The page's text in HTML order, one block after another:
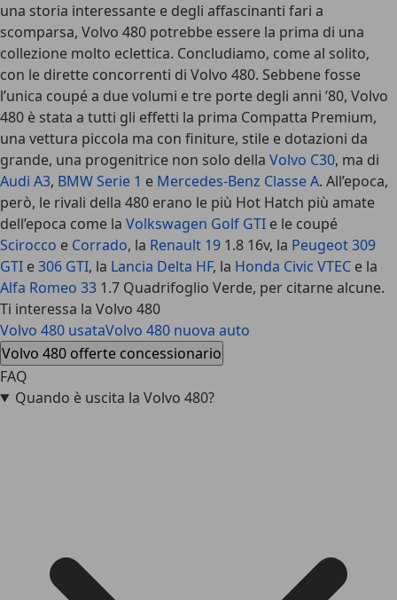
una storia interessante e degli affascinanti fari a
scomparsa, Volvo 480 potrebbe essere la prima di una
collezione molto eclettica. Concludiamo, come al solito,
con le dirette concorrenti di Volvo 480. Sebbene fosse
l’unica coupé a due volumi e tre porte degli anni ’80, Volvo
480 è stata a tutti gli effetti la prima Compatta Premium,
una vettura piccola ma con finiture, stile e dotazioni da
grande, una progenitrice non solo della Volvo C30, ma di
Audi A3, BMW Serie 1 e Mercedes-Benz Classe A. All’epoca,
però, le rivali della 480 erano le più Hot Hatch più amate
dell’epoca come la Volkswagen Golf GTI e le coupé
Scirocco e Corrado, la Renault 19 1.8 16v, la Peugeot 309
GTI e306 GTI, la Lancia Delta HF, la Honda Civic VTEC e la
Alfa Romeo 33 1.7 Quadrifoglio Verde, per citarne alcune.
Ti interessa la Volvo 480
Volvo 480 usataVolvo 480 nuova auto
Volvo 480 offerte concessionario
FAQ
Quando è uscita la Volvo 480?